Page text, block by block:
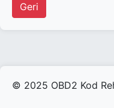
Geri
© 2025 OBD2 Kod